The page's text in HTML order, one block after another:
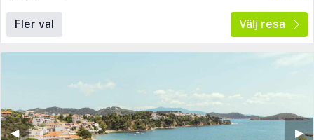
Fler val Välj resa
▶︎
◀︎